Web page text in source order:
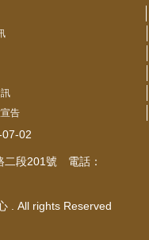
告
02
二段201號 電話：
. All rights Reserved